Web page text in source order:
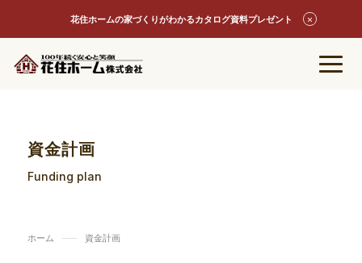
花住ホームの家づくりがわかるカタログ資料プレゼント
資金計画
Funding plan
ホーム 資金計画